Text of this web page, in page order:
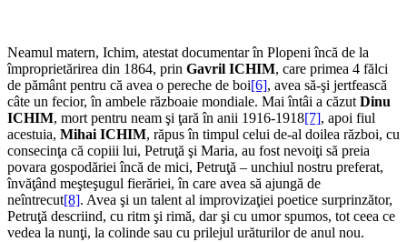
Neamul matern, Ichim, atestat documentar în Plopeni încă de la
împroprietărirea din 1864, prin Gavril ICHIM, care primea 4 fălci
de pământ pentru că avea o pereche de boi[6], avea să-şi jertfească
câte un fecior, în ambele războaie mondiale. Mai întâi a căzut Dinu
ICHIM, mort pentru neam şi ţară în anii 1916-1918[7], apoi fiul
acestuia, Mihai ICHIM, răpus în timpul celui de-al doilea război, cu
consecinţa că copiii lui, Petruţă şi Maria, au fost nevoiţi să preia
povara gospodăriei încă de mici, Petruţă – unchiul nostru preferat,
învăţând meşteşugul fierăriei, în care avea să ajungă de
neîntrecut[8]. Avea şi un talent al improvizaţiei poetice surprinzător,
Petruţă descriind, cu ritm şi rimă, dar şi cu umor spumos, tot ceea ce
vedea la nunţi, la colinde sau cu prilejul urăturilor de anul nou.